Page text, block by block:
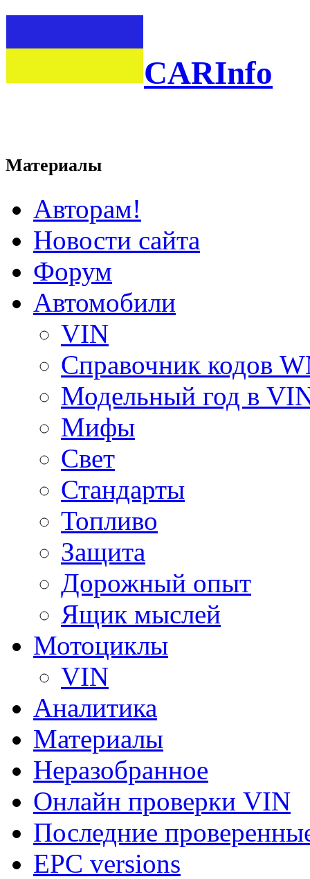
CARInfo
Материалы
Авторам!
Новости сайта
Форум
Автомобили
VIN
Справочник кодов
Модельный год в
Мифы
Свет
Стандарты
Топливо
Защита
Дорожный опыт
Ящик мыслей
Мотоциклы
VIN
Аналитика
Материалы
Неразобранное
Онлайн проверки VIN
Последние
EPC versions